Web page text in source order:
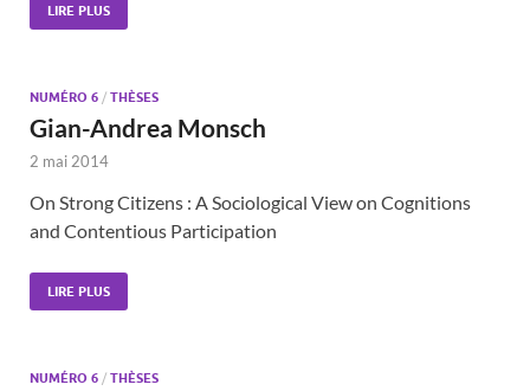
LIRE PLUS
NUMÉRO 6 / THÈSES
Gian-Andrea Monsch
2 mai 2014
On Strong Citizens : A Sociological View on Cognitions
and Contentious Participation
LIRE PLUS
NUMÉRO 6 / THÈSES